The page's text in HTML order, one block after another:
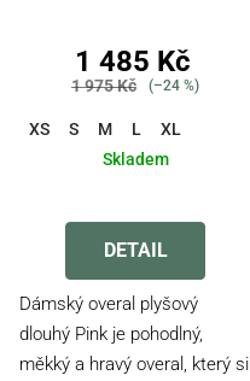
1 485 Kč
1 975 Kč (–24 %)
XS S M L
XL
Skladem
hodnocení
produktu
3,2
z
5
hvězdiček.
DETAIL
Dámský overal plyšový
dlouhý Pink je pohodlný,
měkký a hravý overal, který si